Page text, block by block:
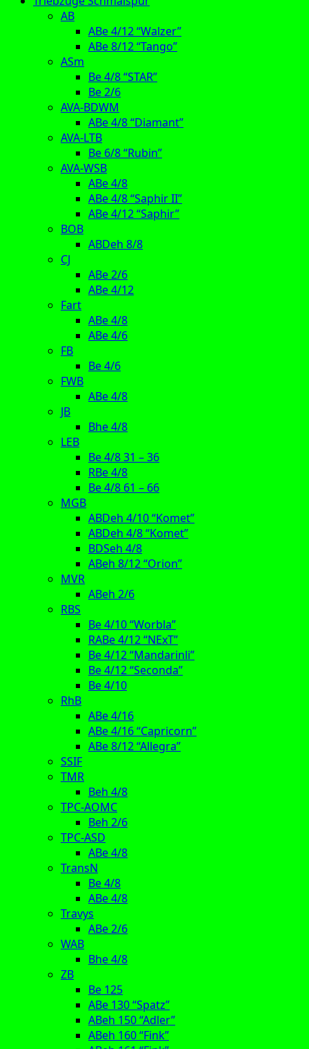
AB
ABe 4/12 “Walzer”
ABe 8/12 “Tango”
ASm
Be 4/8 “STAR”
Be 2/6
AVA-BDWM
ABe 4/8 “Diamant”
AVA-LTB
Be 6/8 “Rubin”
AVA-WSB
ABe 4/8
ABe 4/8 “Saphir II”
ABe 4/12 “Saphir”
BOB
ABDeh 8/8
CJ
ABe 2/6
ABe 4/12
Fart
ABe 4/8
ABe 4/6
FB
Be 4/6
FWB
ABe 4/8
JB
Bhe 4/8
LEB
Be 4/8 31 – 36
RBe 4/8
Be 4/8 61 – 66
MGB
ABDeh 4/10 “Komet”
ABDeh 4/8 “Komet”
BDSeh 4/8
ABeh 8/12 “Orion”
MVR
ABeh 2/6
RBS
Be 4/10 “Worbla”
RABe 4/12 “NExT”
Be 4/12 “Mandarinli”
Be 4/12 “Seconda”
Be 4/10
RhB
ABe 4/16
ABe 4/16 “Capricorn”
ABe 8/12 “Allegra”
SSIF
TMR
Beh 4/8
TPC-AOMC
Beh 2/6
TPC-ASD
ABe 4/8
TransN
Be 4/8
ABe 4/8
Travys
ABe 2/6
WAB
Bhe 4/8
ZB
Be 125
ABe 130 “Spatz”
ABeh 150 “Adler”
ABeh 160 “Fink”